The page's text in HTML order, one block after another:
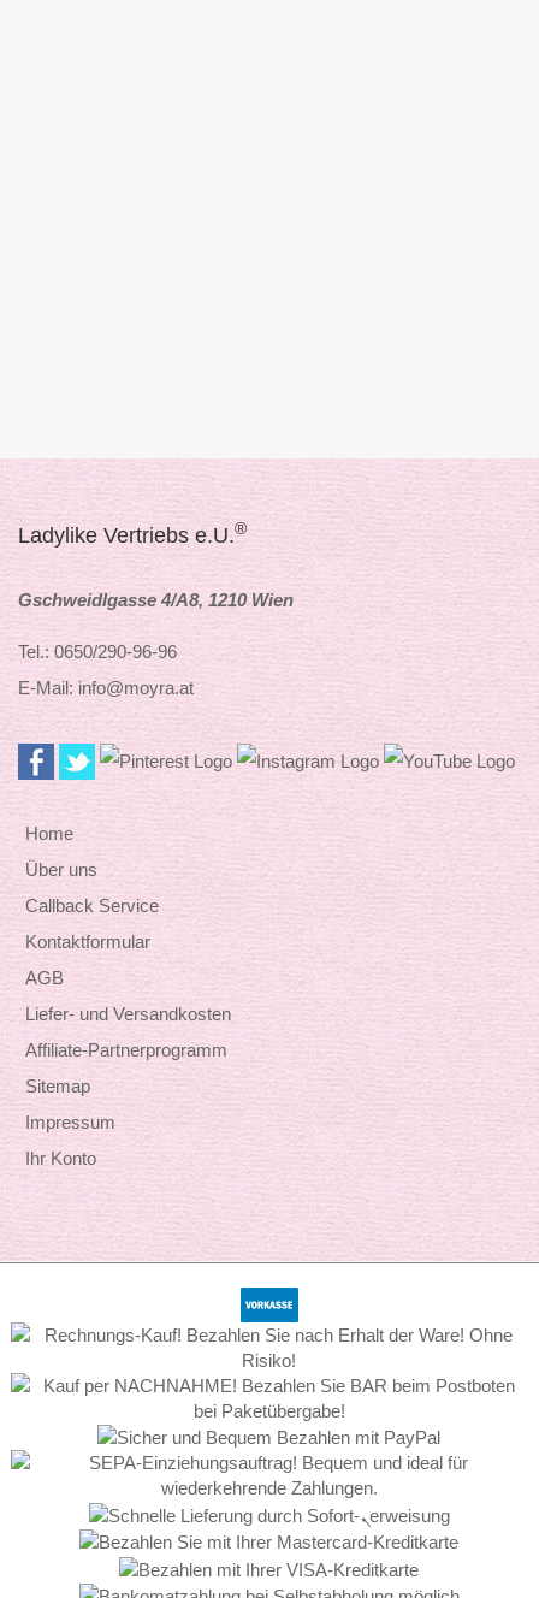
Ladylike Vertriebs e.U.®
Gschweidlgasse 4/A8, 1210 Wien
Tel.: 0650/290-96-96
E-Mail: info@moyra.at
Home
Über uns
Callback Service
Kontaktformular
AGB
Liefer- und Versandkosten
Affiliate-Partnerprogramm
Sitemap
Impressum
Ihr Konto